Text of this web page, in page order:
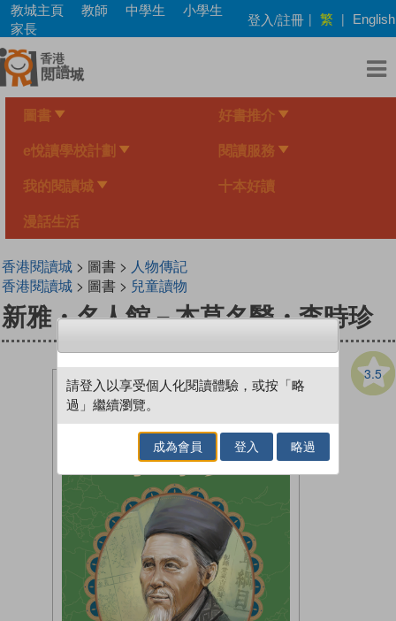
Skip
main
content
教城主頁 教師 中學生
小學生
家長
登入/註冊 | 繁 | English
圖書 好書推介
e悅讀學校計劃 閱讀服務
我的閱讀城 十本好讀
漫話生活
香港閱讀城> 圖書 > 人物傳記
香港閱讀城> 圖書 > 兒童讀物
新雅・名人館－本草名醫・李時珍
3.5
請登入以享受個人化閱讀體驗，或按「略
過」繼續瀏覽。
成為會員 登入 略過